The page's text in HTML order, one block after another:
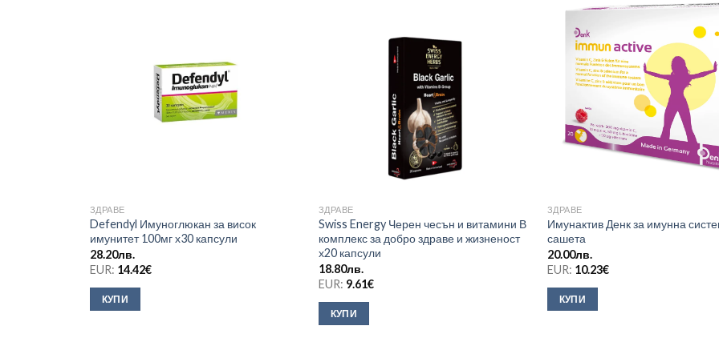
ЗДРАВЕ
Defendyl Имуноглюкан за висок
имунитет 100мг х30 капсули
28.20лв.
EUR: 14.42€
КУПИ
ЗДРАВЕ
Swiss Energy Черен чесън и витамини В
комплекс за добро здраве и жизненост
х20 капсули
18.80лв.
EUR: 9.61€
КУПИ
ЗДРАВЕ
Имунактив Денк за имунна
сашета
20.00лв.
EUR: 10.23€
КУПИ